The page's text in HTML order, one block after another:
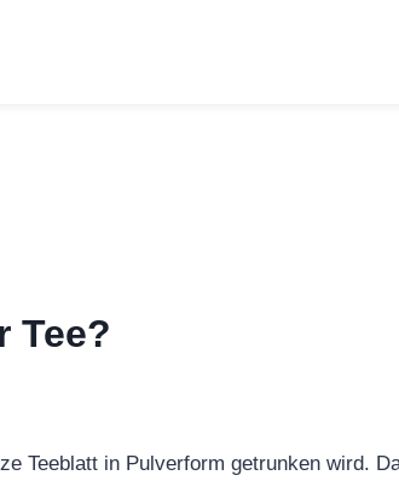
Tee?
Teeblatt in Pulverform getrunken wird.